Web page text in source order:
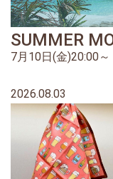
SUMMER
7月10日(金)20:00～
2026.08.03